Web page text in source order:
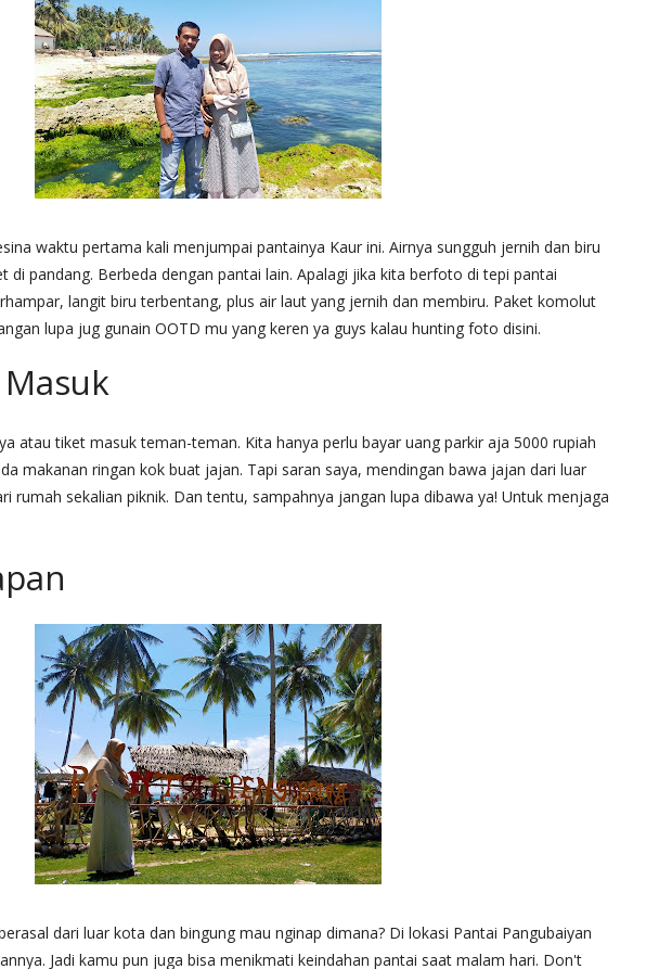
waktu pertama kali menjumpai pantainya Kaur ini. Airnya sungguh jernih dan biru
di pandang. Berbeda dengan pantai lain. Apalagi jika kita berfoto di tepi pantai
langit biru terbentang, plus air laut yang jernih dan membiru. Paket komolut
lupa jug gunain OOTD mu yang keren ya guys kalau hunting foto disini.
atau tiket masuk teman-teman. Kita hanya perlu bayar uang parkir aja 5000 rupiah
makanan ringan kok buat jajan. Tapi saran saya, mendingan bawa jajan dari luar
rumah sekalian piknik. Dan tentu, sampahnya jangan lupa dibawa ya! Untuk menjaga
dari luar kota dan bingung mau nginap dimana? Di lokasi Pantai Pangubaiyan
Jadi kamu pun juga bisa menikmati keindahan pantai saat malam hari. Don't